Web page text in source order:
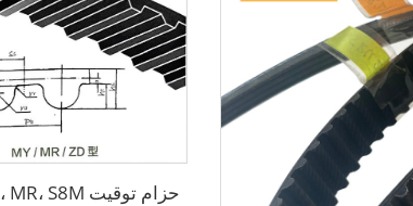
حزام توقيت RU، YU، MR، S8M مع علامة A-DONG